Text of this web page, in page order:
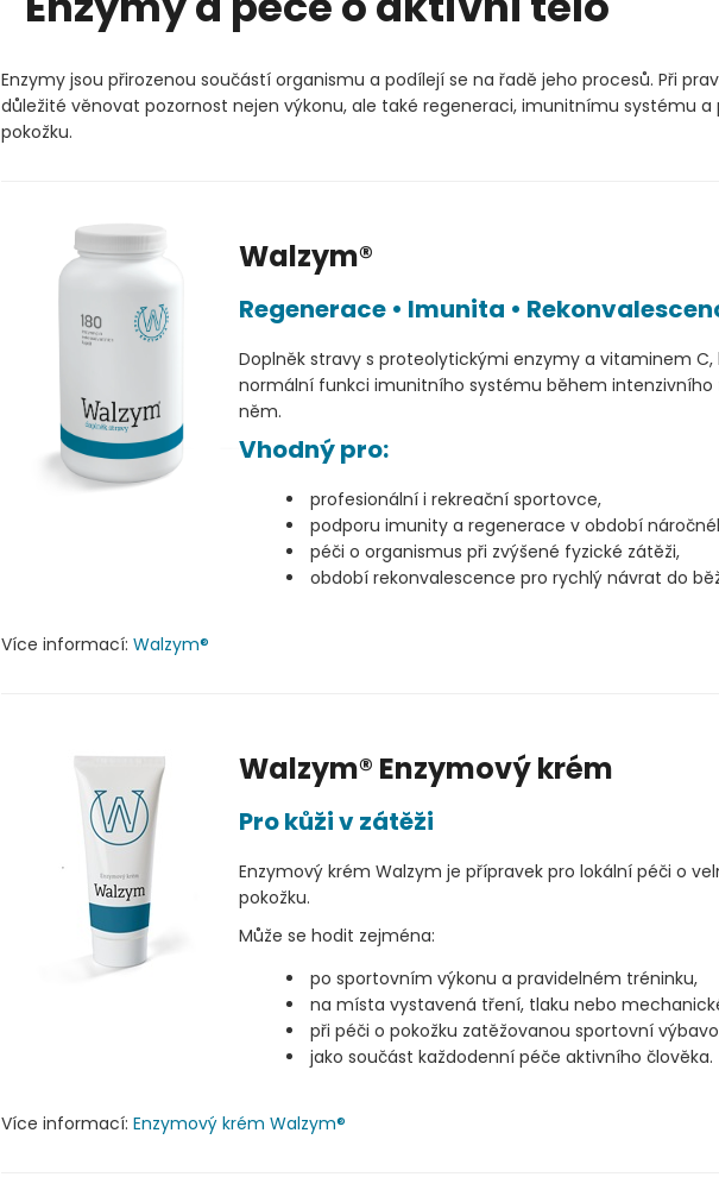
Enzymy jsou přirozenou součástí organismu a podílejí se na řadě jeho procesů. Při
důležité věnovat pozornost nejen výkonu, ale také regeneraci, imunitnímu systému
pokožku.
Walzym®
Regenerace • Imunita •
Doplněk stravy s proteolytickými enzymy a vitaminem C,
normální funkci imunitního systému během intenzivního
něm.
Vhodný pro:
profesionální i rekreační sportovce,
podporu imunity a regenerace v období
péči o organismus při zvýšené fyzické zátěži,
období rekonvalescence pro rychlý návrat do
Více informací: Walzym®
Walzym® Enzymový krém
Pro kůži v zátěži
Enzymový krém Walzym je přípravek pro lokální péči o
pokožku.
Může se hodit zejména:
po sportovním výkonu a pravidelném tréninku,
na místa vystavená tření, tlaku nebo
při péči o pokožku zatěžovanou sportovní
jako součást každodenní péče aktivního člověka.
Více informací: Enzymový krém Walzym®